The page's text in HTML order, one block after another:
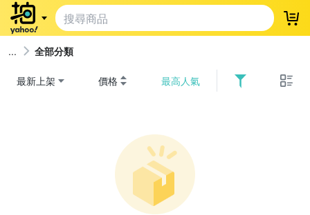
登
全部分類
最新上架 價格 最高人氣